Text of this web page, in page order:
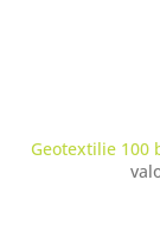
Geotextilie 100